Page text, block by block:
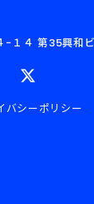
−１４ 第35興和
バシーポリシー